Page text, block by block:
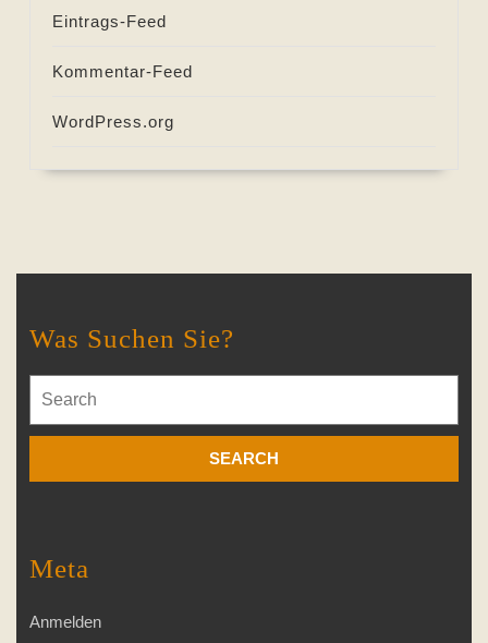
Eintrags-Feed
Kommentar-Feed
WordPress.org
Was Suchen Sie?
for:
Meta
Anmelden